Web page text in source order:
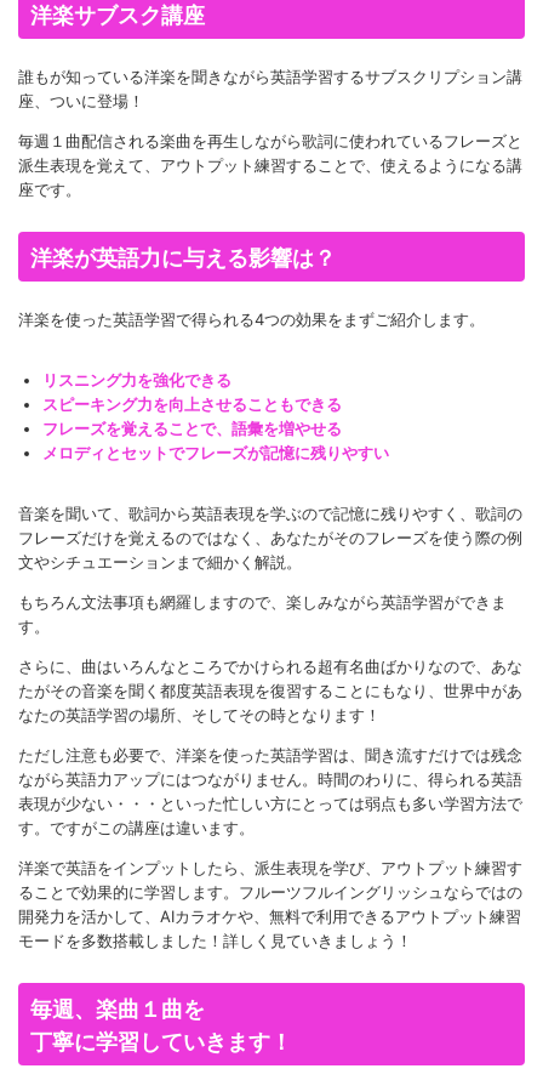
洋楽サブスク講座
誰もが知っている洋楽を聞きながら英語学習するサブスクリプション講
座、ついに登場！
毎週１曲配信される楽曲を再生しながら歌詞に使われているフレーズと
派生表現を覚えて、アウトプット練習することで、使えるようになる講
座です。
洋楽が英語力に与える影響は？
洋楽を使った英語学習で得られる4つの効果をまずご紹介します。
リスニング力を強化できる
スピーキング力を向上させることもできる
フレーズを覚えることで、語彙を増やせる
メロディとセットでフレーズが記憶に残りやすい
音楽を聞いて、歌詞から英語表現を学ぶので記憶に残りやすく、歌詞の
フレーズだけを覚えるのではなく、あなたがそのフレーズを使う際の例
文やシチュエーションまで細かく解説。
もちろん文法事項も網羅しますので、楽しみながら英語学習ができま
す。
さらに、曲はいろんなところでかけられる超有名曲ばかりなので、あな
たがその音楽を聞く都度英語表現を復習することにもなり、世界中があ
なたの英語学習の場所、そしてその時となります！
ただし注意も必要で、洋楽を使った英語学習は、聞き流すだけでは残念
ながら英語力アップにはつながりません。時間のわりに、得られる英語
表現が少ない・・・といった忙しい方にとっては弱点も多い学習方法で
す。ですがこの講座は違います。
洋楽で英語をインプットしたら、派生表現を学び、アウトプット練習す
ることで効果的に学習します。フルーツフルイングリッシュならではの
開発力を活かして、AIカラオケや、無料で利用できるアウトプット練習
モードを多数搭載しました！詳しく見ていきましょう！
毎週、楽曲１曲を
丁寧に学習していきます！